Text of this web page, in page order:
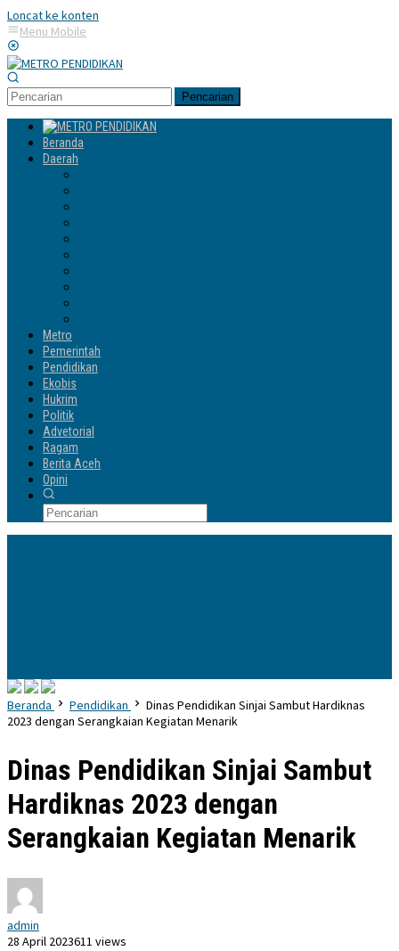
Loncat ke konten
Menu Mobile
Pencarian
Beranda
Daerah
Metro
Pemerintah
Pendidikan
Ekobis
Hukrim
Politik
Advetorial
Ragam
Berita Aceh
Opini
Beranda Pendidikan
Dinas Pendidikan Sinjai Sambut Hardiknas
2023 dengan Serangkaian Kegiatan Menarik
Dinas Pendidikan Sinjai Sambut
Hardiknas 2023 dengan
Serangkaian Kegiatan Menarik
admin
28 April 2023611 views